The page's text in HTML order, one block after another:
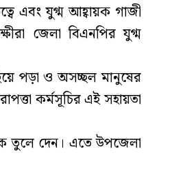
এবং যুগ্ম আহ্বায়ক গাজী
জেলা বিএনপির যুগ্ম
পড়া ও অসচ্ছল মানুষের
কর্মসূচির এই সহায়তা
তুলে দেন। এতে উপজেলা